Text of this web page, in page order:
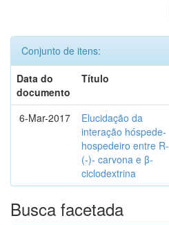
Conjunto de itens:
Data do
documento
Título
6-Mar-2017
Elucidação da
interação hóspede-
hospedeiro entre R-
(-)- carvona e β-
ciclodextrina
Busca facetada